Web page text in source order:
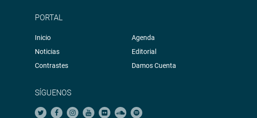
PORTAL
Inicio
Noticias
Contrastes
Agenda
Editorial
Damos Cuenta
SÍGUENOS